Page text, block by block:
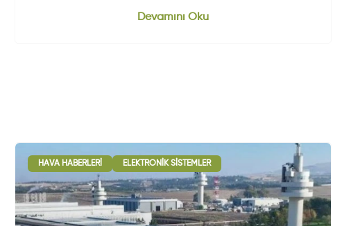
mühimmatın teslimatı yapıldı.
Devamını Oku
HAVA HABERLERI ELEKTRONIK SISTEMLER